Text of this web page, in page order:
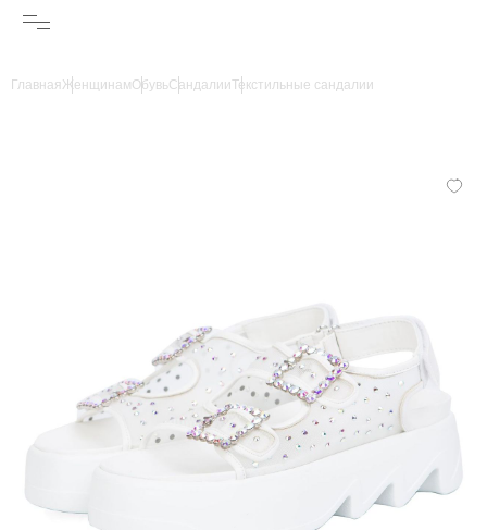
ГлавнаяЖенщинамОбувьСандалииТекстильные сандалии